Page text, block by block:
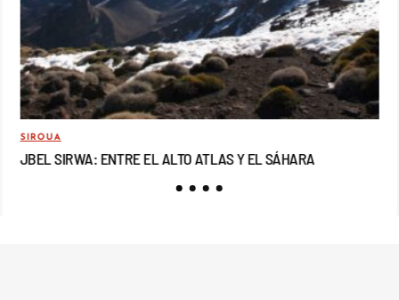
SIROUA
JBEL SIRWA: ENTRE EL ALTO ATLAS Y EL SÁHARA